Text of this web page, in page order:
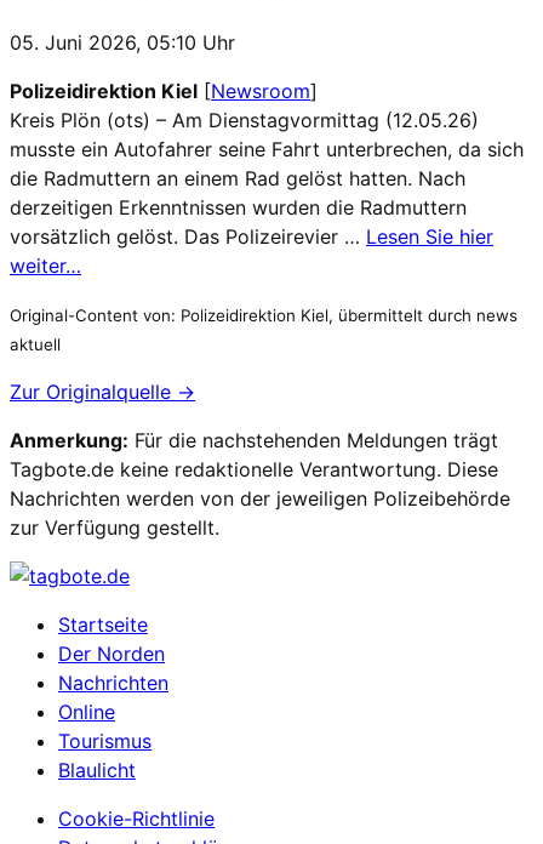
05. Juni 2026, 05:10 Uhr
Polizeidirektion Kiel [Newsroom]
Kreis Plön (ots) – Am Dienstagvormittag (12.05.26)
musste ein Autofahrer seine Fahrt unterbrechen, da sich
die Radmuttern an einem Rad gelöst hatten. Nach
derzeitigen Erkenntnissen wurden die Radmuttern
vorsätzlich gelöst. Das Polizeirevier … Lesen Sie hier
weiter…
Original-Content von: Polizeidirektion Kiel, übermittelt durch news
aktuell
Zur Originalquelle →
Anmerkung: Für die nachstehenden Meldungen trägt
Tagbote.de keine redaktionelle Verantwortung. Diese
Nachrichten werden von der jeweiligen Polizeibehörde
zur Verfügung gestellt.
Startseite
Der Norden
Nachrichten
Online
Tourismus
Blaulicht
Cookie-Richtlinie